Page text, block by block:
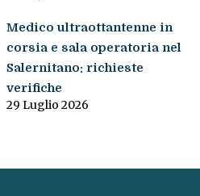
Medico ultraottantenne in
corsia e sala operatoria nel
Salernitano: richieste
verifiche
29 Luglio 2026